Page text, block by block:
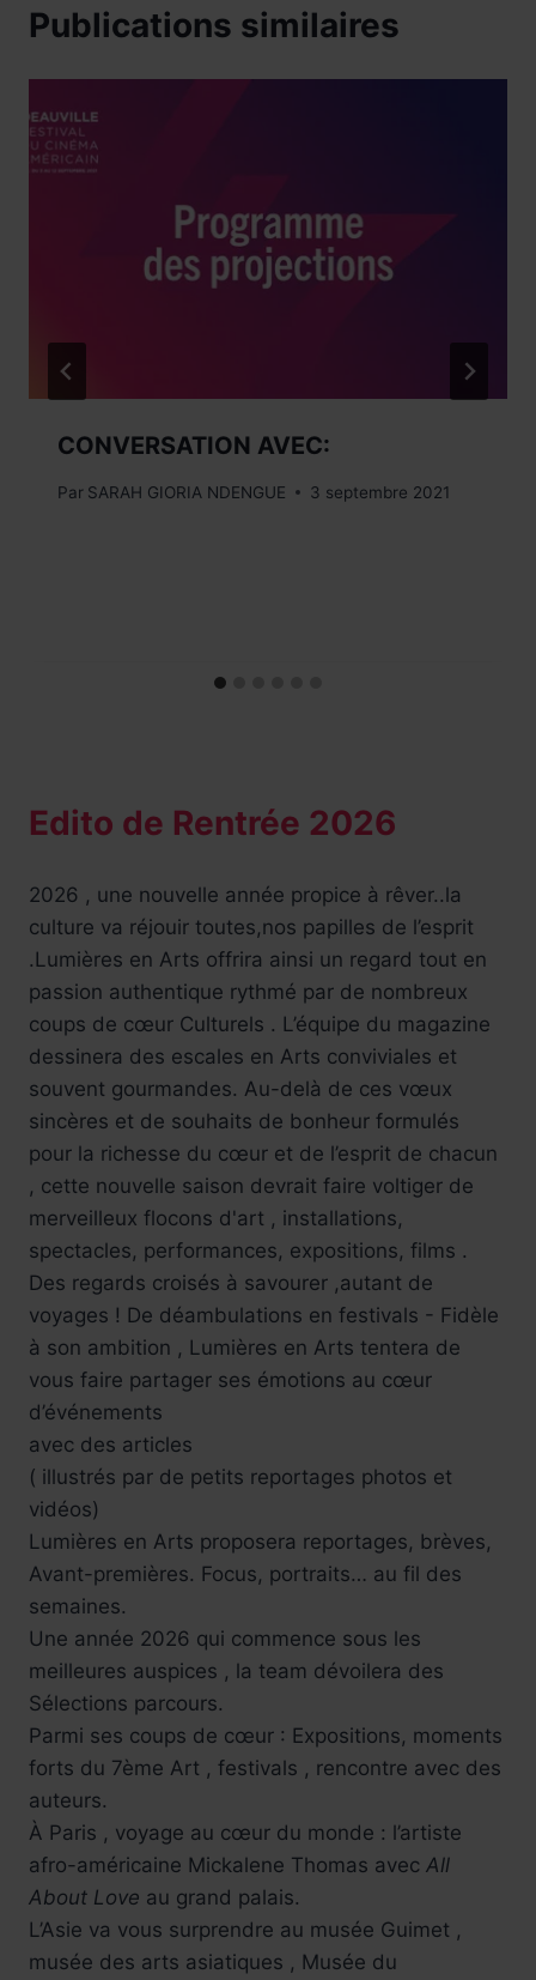
Publications similaires
CONVERSATION AVEC:
Par SARAH GIORIA NDENGUE 3 septembre 2021
Edito de Rentrée 2026
2026 , une nouvelle année propice à rêver..la
culture va réjouir toutes,nos papilles de l’esprit
.Lumières en Arts offrira ainsi un regard tout en
passion authentique rythmé par de nombreux
coups de cœur Culturels . L’équipe du magazine
dessinera des escales en Arts conviviales et
souvent gourmandes. Au-delà de ces vœux
sincères et de souhaits de bonheur formulés
pour la richesse du cœur et de l’esprit de chacun
, cette nouvelle saison devrait faire voltiger de
merveilleux flocons d'art , installations,
spectacles, performances, expositions, films .
Des regards croisés à savourer ,autant de
voyages ! De déambulations en festivals - Fidèle
à son ambition , Lumières en Arts tentera de
vous faire partager ses émotions au cœur
d’événements
avec des articles
( illustrés par de petits reportages photos et
vidéos)
Lumières en Arts proposera reportages, brèves,
Avant-premières. Focus, portraits… au fil des
semaines.
Une année 2026 qui commence sous les
meilleures auspices , la team dévoilera des
Sélections parcours.
Parmi ses coups de cœur : Expositions, moments
forts du 7ème Art , festivals , rencontre avec des
auteurs.
À Paris , voyage au cœur du monde : l’artiste
afro-américaine Mickalene Thomas avec All
About Love au grand palais.
L’Asie va vous surprendre au musée Guimet ,
musée des arts asiatiques , Musée du